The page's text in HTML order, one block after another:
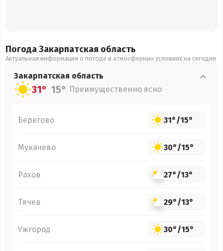
Погода Закарпатская область
Актуальная информация о погоде и атмосферных условиях на сегодня
Закарпатская область
31° 15° Преимущественно ясно
Берегово 31°/15°
Мукачево 30°/15°
Рахов 27°/13°
Тячев 29°/13°
Ужгород 30°/15°